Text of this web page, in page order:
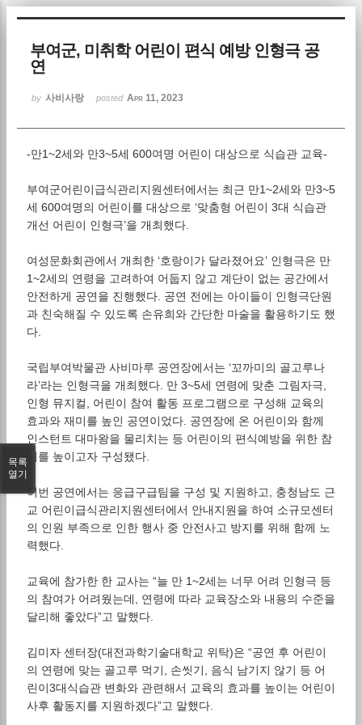
부여군, 미취학 어린이 편식 예방 인형극 공
연
by 사비사랑 posted Apr 11, 2023
-만1~2세와 만3~5세 600여명 어린이 대상으로 식습관 교육-
부여군어린이급식관리지원센터에서는 최근 만1~2세와 만3~5
세 600여명의 어린이를 대상으로 ‘맞춤형 어린이 3대 식습관
개선 어린이 인형극’을 개최했다.
여성문화회관에서 개최한 ‘호랑이가 달라졌어요’ 인형극은 만
1~2세의 연령을 고려하여 어둡지 않고 계단이 없는 공간에서
안전하게 공연을 진행했다. 공연 전에는 아이들이 인형극단원
과 친숙해질 수 있도록 손유희와 간단한 마술을 활용하기도 했
다.
국립부여박물관 사비마루 공연장에서는 ‘꼬까미의 골고루나
라’라는 인형극을 개최했다. 만 3~5세 연령에 맞춘 그림자극,
인형 뮤지컬, 어린이 참여 활동 프로그램으로 구성해 교육의
효과와 재미를 높인 공연이었다. 공연장에 온 어린이와 함께
인스턴트 대마왕을 물리치는 등 어린이의 편식예방을 위한 참
여를 높이고자 구성됐다.
이번 공연에서는 응급구급팀을 구성 및 지원하고, 충청남도 근
교 어린이급식관리지원센터에서 안내지원을 하여 소규모센터
의 인원 부족으로 인한 행사 중 안전사고 방지를 위해 함께 노
력했다.
교육에 참가한 한 교사는 “늘 만 1~2세는 너무 어려 인형극 등
의 참여가 어려웠는데, 연령에 따라 교육장소와 내용의 수준을
달리해 좋았다”고 말했다.
김미자 센터장(대전과학기술대학교 위탁)은 “공연 후 어린이
의 연령에 맞는 골고루 먹기, 손씻기, 음식 남기지 않기 등 어
린이3대식습관 변화와 관련해서 교육의 효과를 높이는 어린이
사후 활동지를 지원하겠다”고 말했다.
목록
열기
Sketchbook5, 스케치북5
Sketchbook5, 스케치북5